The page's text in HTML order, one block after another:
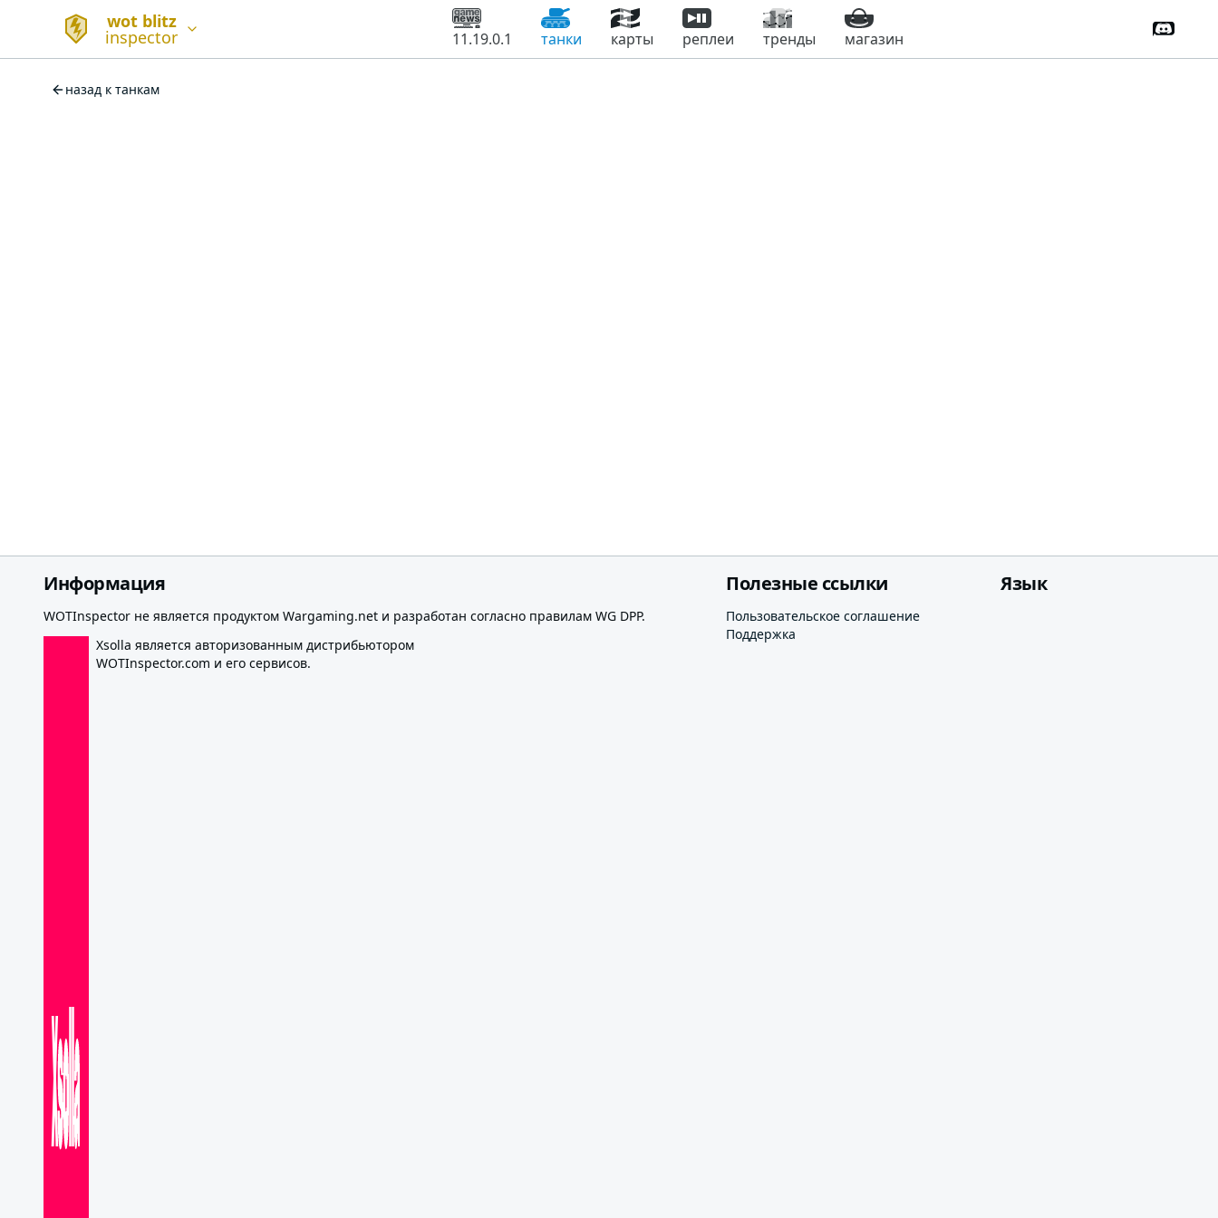
wot blitz
inspector 11.19.0.1 танки карты реплеи тренды магазин
назад к танкам
Информация
WOTInspector не является продуктом Wargaming.net и разработан согласно правилам WG DPP.
Xsolla является авторизованным дистрибьютором
WOTInspector.com и его сервисов.
Полезные ссылки
Пользовательское соглашение
Поддержка
Язык